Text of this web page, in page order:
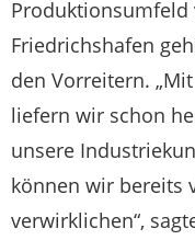
Produktionsumfeld
Friedrichshafen
den Vorreitern.
liefern wir schon
unsere
können wir bereits
verwirklichen“,